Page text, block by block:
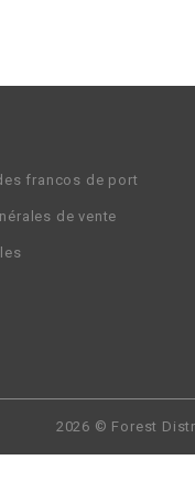
francos de port
de vente
2026 © Forest